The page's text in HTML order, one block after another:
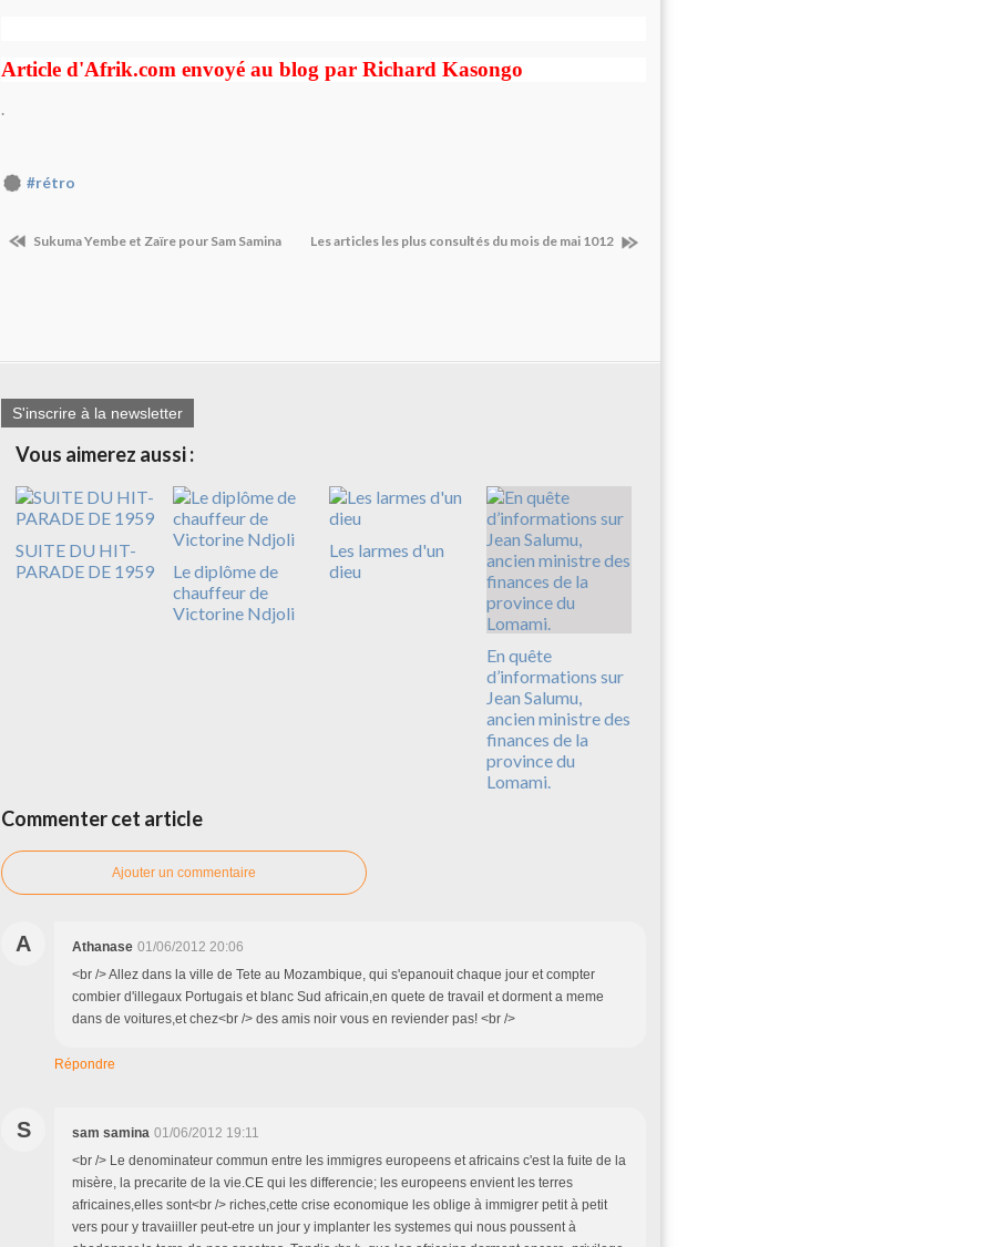
Article d'Afrik.com envoyé au blog par Richard Kasongo
.
#rétro
Sukuma Yembe et Zaïre pour Sam Samina Les articles les plus consultés du mois de mai 1012
S'inscrire à la newsletter
Vous aimerez aussi :
SUITE DU HIT-
PARADE DE 1959
Le diplôme de
chauffeur de
Victorine Ndjoli
Les larmes d'un
dieu
En quête
d’informations sur
Jean Salumu,
ancien ministre des
finances de la
province du
Lomami.
Commenter cet article
Ajouter un commentaire
A Athanase 01/06/2012 20:06
<br /> Allez dans la ville de Tete au Mozambique, qui s'epanouit chaque jour et compter
combier d'illegaux Portugais et blanc Sud africain,en quete de travail et dorment a meme
dans de voitures,et chez<br /> des amis noir vous en reviender pas! <br />
Répondre
S sam samina 01/06/2012 19:11
<br /> Le denominateur commun entre les immigres europeens et africains c'est la fuite de la
misère, la precarite de la vie.CE qui les differencie; les europeens envient les terres
africaines,elles sont<br /> riches,cette crise economique les oblige à immigrer petit à petit
vers pour y travaiiller peut-etre un jour y implanter les systemes qui nous poussent à